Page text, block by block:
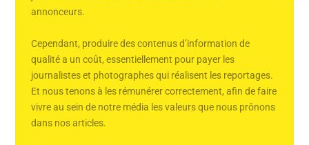
annonceurs.
Cependant, produire des contenus d’information de
qualité a un coût, essentiellement pour payer les
journalistes et photographes qui réalisent les reportages.
Et nous tenons à les rémunérer correctement, afin de faire
vivre au sein de notre média les valeurs que nous prônons
dans nos articles.